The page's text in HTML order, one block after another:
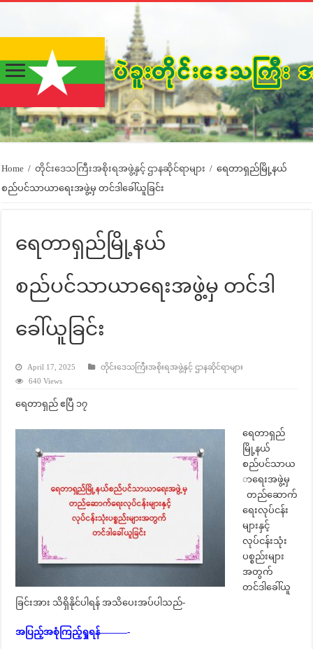
Home / တိုင်းဒေသကြီးအစိုးရအဖွဲ့နှင့် ဌာနဆိုင်ရာများ / ရေတာရှည်မြို့နယ်
စည်ပင်သာယာရေးအဖွဲ့မှ တင်ဒါခေါ်ယူခြင်း
ရေတာရှည်မြို့နယ်
စည်ပင်သာယာရေးအဖွဲ့မှ တင်ဒါ
ခေါ်ယူခြင်း
April 17, 2025
တိုင်းဒေသကြီးအစိုးရအဖွဲ့နှင့် ဌာနဆိုင်ရာများ
640 Views
ရေတာရှည် ဧပြီ ၁၇
ရေတာရှည်
မြို့နယ်
စည်ပင်သာယ
ာရေးအဖွဲ့မှ
တည်ဆောက်
ရေးလုပ်ငန်း
များနှင့်
လုပ်ငန်းသုံး
ပစ္စည်းများ
အတွက်
တင်ဒါခေါ်ယူ
ခြင်းအား သိရှိနိုင်ပါရန် အသိပေးအပ်ပါသည်-
အပြည့်အစုံကြည့်ရှုရန်———-